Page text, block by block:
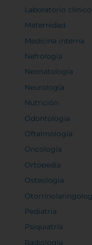
Laboratorio clínico
Maternidad
Medicina interna
Nefrología
Neonatología
Neurología
Nutrición
Odontología
Oftalmología
Oncología
Ortopedia
Osteología
Pediatría
Psiquiatría
Radiología